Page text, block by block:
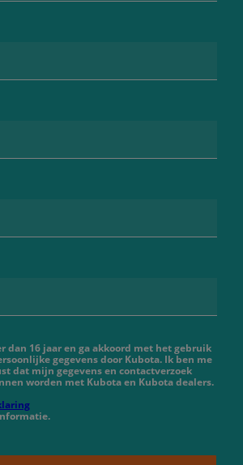
dan 16 jaar en ga akkoord met het gebruik
gegevens door Kubota. Ik ben me
dat mijn gegevens en contactverzoek
worden met Kubota en Kubota dealers.